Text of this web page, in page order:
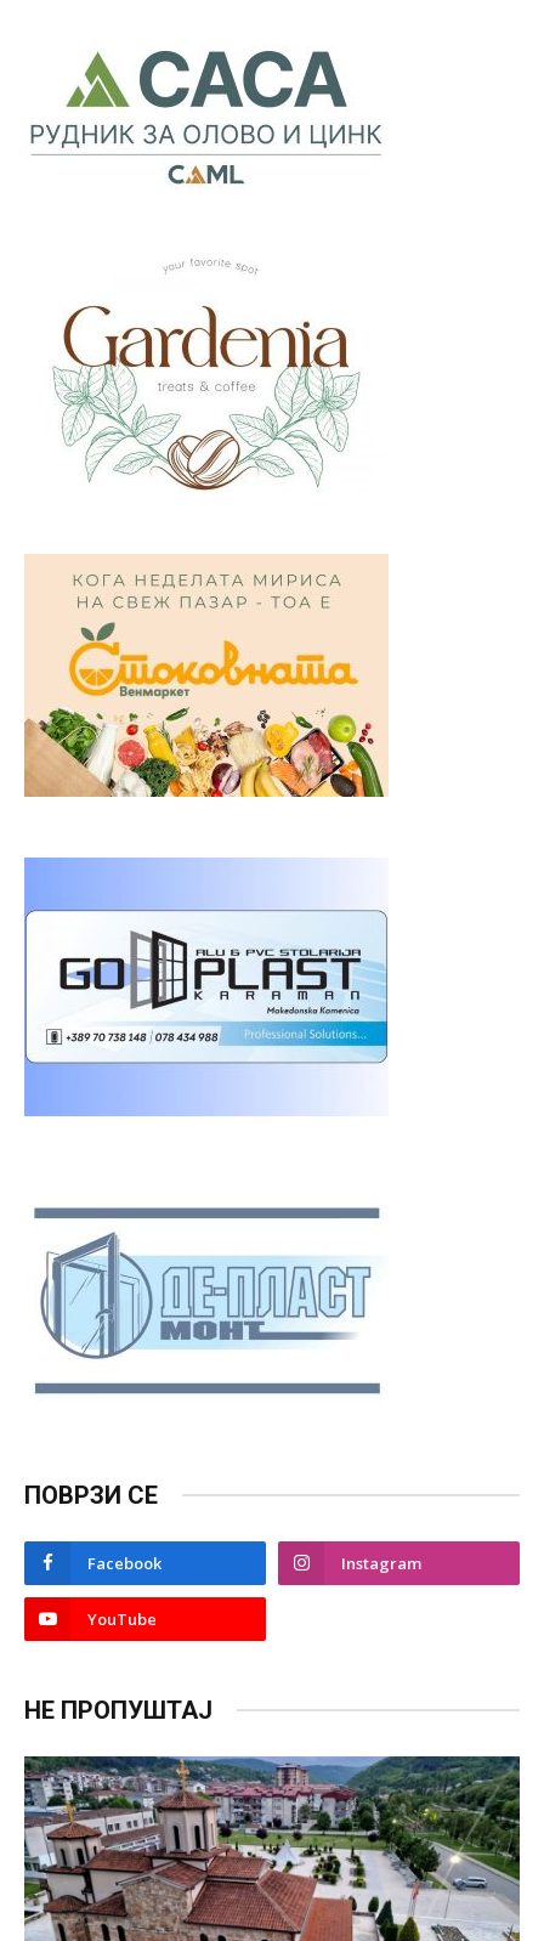
ПОВРЗИ СЕ
Facebook Instagram
YouTube
НЕ ПРОПУШТАЈ